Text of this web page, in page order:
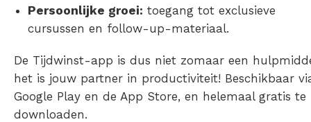
Persoonlijke groei: toegang tot exclusieve
cursussen en follow-up-materiaal.
De Tijdwinst-app is dus niet zomaar een
het is jouw partner in productiviteit! Beschikbaar
Google Play en de App Store, en helemaal gratis te
downloaden.